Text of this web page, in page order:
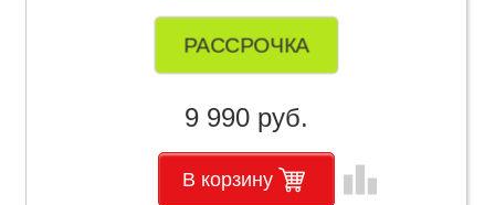
РАССРОЧКА
9 990 руб.
В корзину leaderboard